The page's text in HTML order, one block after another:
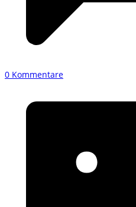
0 Kommentare